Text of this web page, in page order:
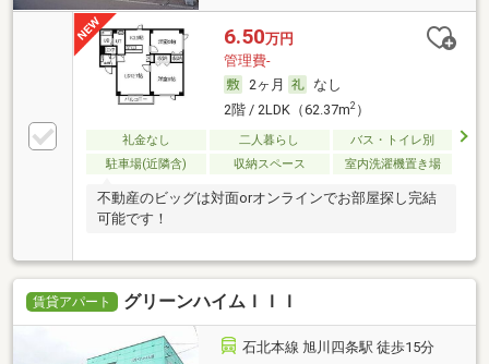
6.50万円
管理費-
2ヶ月
なし
2階 / 2LDK（62.37m2）
礼金なし 二人暮らし
バス・トイレ別
駐車場(近隣含)
収納スペース 室内洗濯機置き場
不動産のビッグは対面orオンラインでお部屋探し完結
可能です！
賃貸アパート グリーンハイムＩＩＩ
石北本線 旭川四条駅 徒歩15分